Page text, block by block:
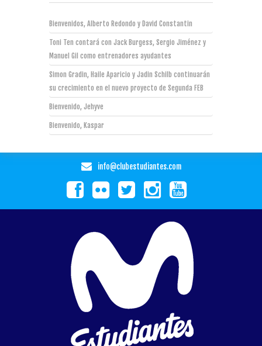
Bienvenidos, Alberto Redondo y David Constantin
Toni Ten contará con Jack Burgess, Sergio Jiménez y
Manuel Gil como entrenadores ayudantes
Simon Gradin, Haile Aparicio y Jadin Schilb continuarán
su crecimiento en el nuevo proyecto de Segunda FEB
Bienvenido, Jehyve
Bienvenido, Kaspar
info@clubestudiantes.com